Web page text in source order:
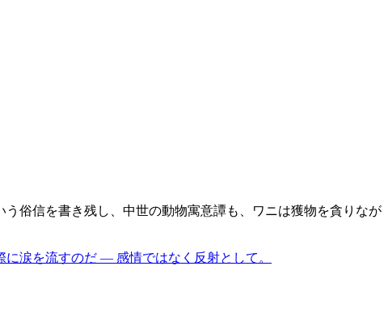
俗信を書き残し、中世の動物寓意譚も、ワニは獲物を貪りなが
涙を流すのだ — 感情ではなく反射として。